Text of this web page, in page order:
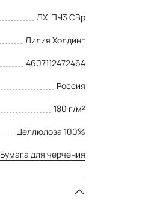
ЛХ-ПЧ3 СВр
Лилия Холдинг
4607112472464
Россия
180 г/м²
Целлюлоза 100%
Бумага для черчения